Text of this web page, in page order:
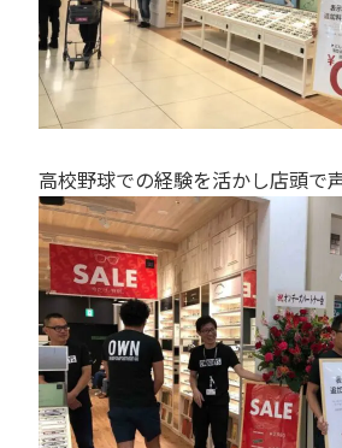
高校野球での経験を活かし店頭で